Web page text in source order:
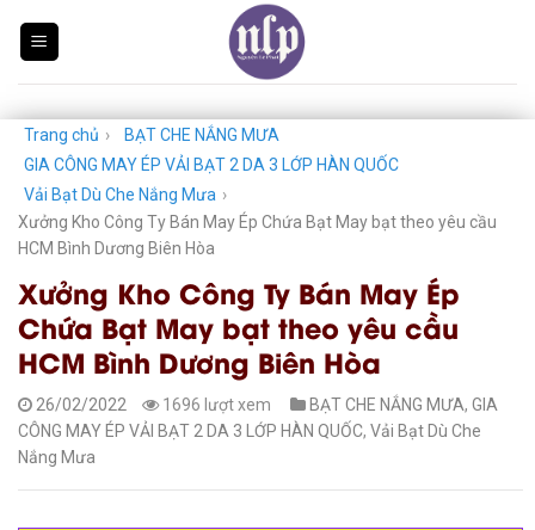
Trang chủ ›
BẠT CHE NẮNG MƯA
GIA CÔNG MAY ÉP VẢI BẠT 2 DA 3 LỚP HÀN QUỐC
Vải Bạt Dù Che Nắng Mưa ›
Xưởng Kho Công Ty Bán May Ép Chứa Bạt May bạt theo yêu cầu
HCM Bình Dương Biên Hòa
Xưởng Kho Công Ty Bán May Ép
Chứa Bạt May bạt theo yêu cầu
HCM Bình Dương Biên Hòa
26/02/2022 1696 lượt xem BẠT CHE NẮNG MƯA, GIA
CÔNG MAY ÉP VẢI BẠT 2 DA 3 LỚP HÀN QUỐC, Vải Bạt Dù Che
Nắng Mưa